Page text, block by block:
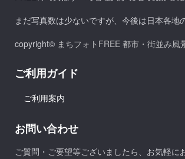
まだ写真数は少ないですが、今後は日本各
copyright© まちフォトFREE 都市・街並み風
ご利用ガイド
ご利用案内
お問い合わせ
ご質問・ご要望等ございましたら、お気軽に